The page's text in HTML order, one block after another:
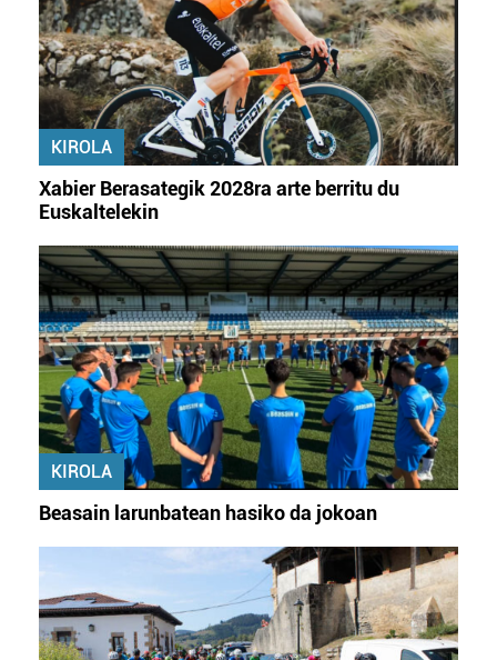
zerbitzuak hobetzeko asmoz, cookie teknologiaz
baliatzen gara. Ohar hau onartuz gero, teknologia hori
erabiltzeko baimen esplizitua ematen diguzu.Gehiago
irakurri
KIROLA
Xabier Berasategik 2028ra arte berritu du
Euskaltelekin
KIROLA
Beasain larunbatean hasiko da jokoan